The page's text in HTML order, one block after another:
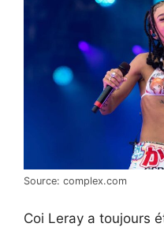
Source: complex.com
Coi Leray a toujours